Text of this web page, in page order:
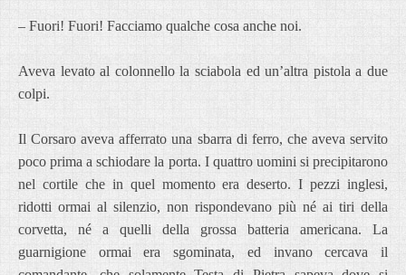
– Fuori! Fuori! Facciamo qualche cosa anche noi.
Aveva levato al colonnello la sciabola ed un’altra pistola a due
colpi.
Il Corsaro aveva afferrato una sbarra di ferro, che aveva servito
poco prima a schiodare la porta. I quattro uomini si precipitarono
nel cortile che in quel momento era deserto. I pezzi inglesi,
ridotti ormai al silenzio, non rispondevano più né ai tiri della
corvetta, né a quelli della grossa batteria americana. La
guarnigione ormai era sgominata, ed invano cercava il